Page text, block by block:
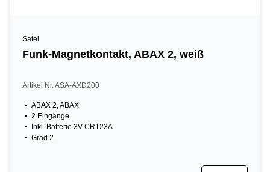
Satel
Funk-Magnetkontakt, ABAX 2, weiß
Artikel Nr. ASA-AXD200
ABAX 2, ABAX
2 Eingänge
Inkl. Batterie 3V CR123A
Grad 2